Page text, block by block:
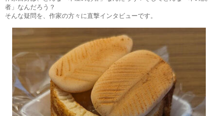
者」なんだろう？
そんな疑問を、作家の方々に直撃インタビューです。